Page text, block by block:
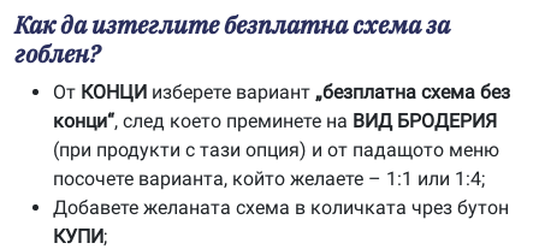
Как да изтеглите безплатна схема за
гоблен?
От КОНЦИ изберете вариант „безплатна схема без
конци“, след което преминете на ВИД БРОДЕРИЯ
(при продукти с тази опция) и от падащото меню
посочете варианта, който желаете – 1:1 или 1:4;
Добавете желаната схема в количката чрез бутон
КУПИ;